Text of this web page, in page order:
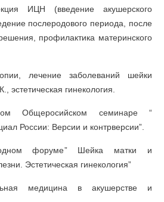
ИЦН (введение акушерского
послеродового периода, после
профилактика материнского
лечение заболеваний шейки
эстетическая гинекология.
Общеросийском семинаре “
России: Версии и контрверсии”.
форуме” Шейка матки и
Эстетическая гинекология”
медицина в акушерстве и